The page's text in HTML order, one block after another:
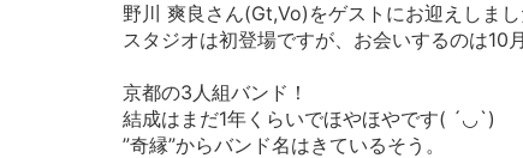
野川 爽良さん(Gt,Vo)をゲストにお迎えしま
スタジオは初登場ですが、お会いするのは10
京都の3人組バンド！
結成はまだ1年くらいでほやほやです( ´◡`)
”奇縁”からバンド名はきているそう。